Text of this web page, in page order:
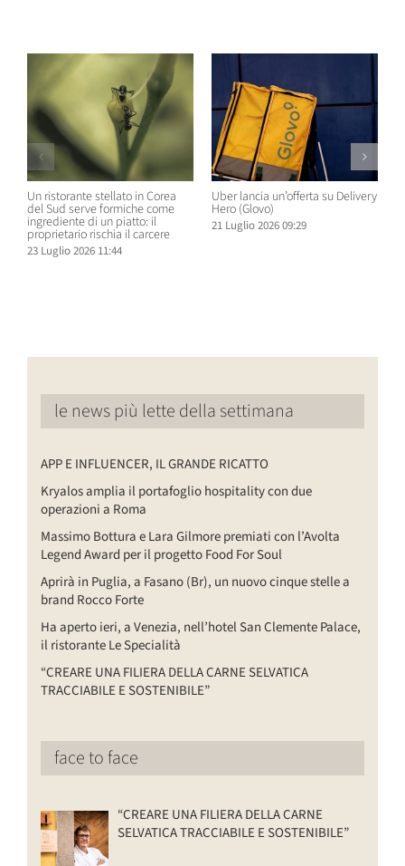
Un ristorante stellato in Corea
del Sud serve formiche come
ingrediente di un piatto: il
proprietario rischia il carcere
23 Luglio 2026 11:44
Uber lancia un’offerta su Delivery
Hero (Glovo)
21 Luglio 2026 09:29
le news più lette della settimana
APP E INFLUENCER, IL GRANDE RICATTO
Kryalos amplia il portafoglio hospitality con due
operazioni a Roma
Massimo Bottura e Lara Gilmore premiati con l’Avolta
Legend Award per il progetto Food For Soul
Aprirà in Puglia, a Fasano (Br), un nuovo cinque stelle a
brand Rocco Forte
Ha aperto ieri, a Venezia, nell’hotel San Clemente Palace,
il ristorante Le Specialità
“CREARE UNA FILIERA DELLA CARNE SELVATICA
TRACCIABILE E SOSTENIBILE”
face to face
“CREARE UNA FILIERA DELLA CARNE
SELVATICA TRACCIABILE E SOSTENIBILE”